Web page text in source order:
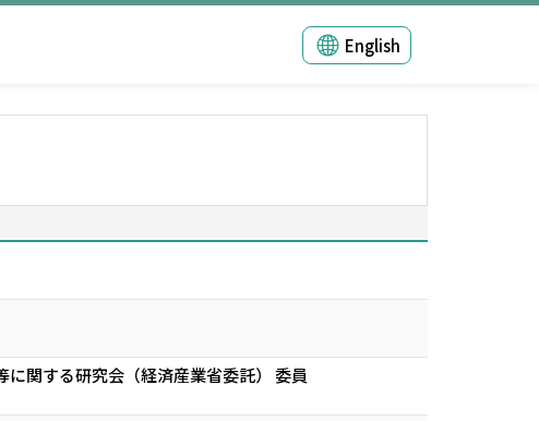
English
関する研究会（経済産業省委託） 委員